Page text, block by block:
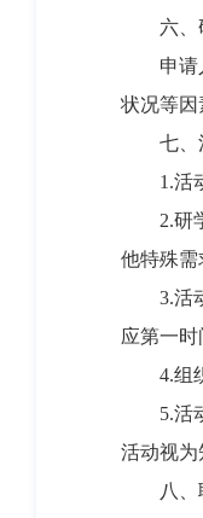
六、研
申请人
状况等因
七、
1.活动
2.研学
他特殊需
3.活动
应第一时
4.组织
5.活动
活动视为
八、